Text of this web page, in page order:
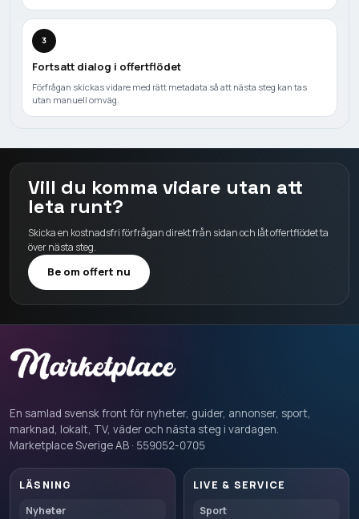
3
Fortsatt dialog i offertflödet
Förfrågan skickas vidare med rätt metadata så att nästa steg kan tas
utan manuell omväg.
Vill du komma vidare utan att
leta runt?
Skicka en kostnadsfri förfrågan direkt från sidan och låt offertflödet ta
över nästa steg.
Be om offert nu
En samlad svensk front för nyheter, guider, annonser, sport,
marknad, lokalt, TV, väder och nästa steg i vardagen.
Marketplace Sverige AB · 559052-0705
LÄSNING
Nyheter
LIVE & SERVICE
Sport